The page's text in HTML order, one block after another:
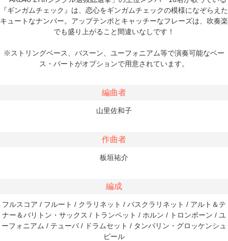
『ギンガムチェック』は、恋心をギンガムチェックの模様になぞらえた
キュートなナンバー。アップテンポとキャッチーなフレーズは、吹奏楽
でも盛り上がること間違いなしです！
※ストリングベース、バスーン、ユーフォニアム等で演奏可能なベー
ス・パートがオプションで用意されています。
編曲者
山里佐和子
作曲者
板垣祐介
編成
フルスコア / フルート / クラリネット / バスクラリネット / アルト＆テ
ナー＆バリトン・サックス / トランペット / ホルン / トロンボーン / ユ
ーフォニアム / テューバ / ドラムセット / タンバリン・グロッケンシュ
ピール